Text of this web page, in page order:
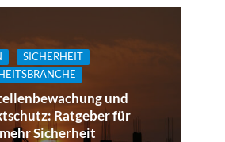
SICHERHEIT
und
Ratgeber für
mehr Sicherheit